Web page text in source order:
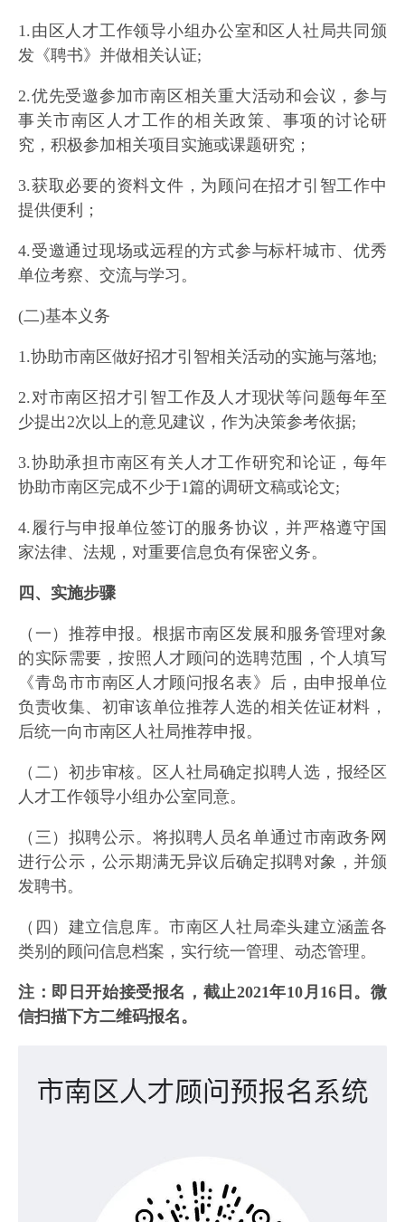
1.由区人才工作领导小组办公室和区人社局共同颁
发《聘书》并做相关认证;
2.优先受邀参加市南区相关重大活动和会议，参与
事关市南区人才工作的相关政策、事项的讨论研
究，积极参加相关项目实施或课题研究；
3.获取必要的资料文件，为顾问在招才引智工作中
提供便利；
4.受邀通过现场或远程的方式参与标杆城市、优秀
单位考察、交流与学习。
(二)基本义务
1.协助市南区做好招才引智相关活动的实施与落地;
2.对市南区招才引智工作及人才现状等问题每年至
少提出2次以上的意见建议，作为决策参考依据;
3.协助承担市南区有关人才工作研究和论证，每年
协助市南区完成不少于1篇的调研文稿或论文;
4.履行与申报单位签订的服务协议，并严格遵守国
家法律、法规，对重要信息负有保密义务。
四、实施步骤
（一）推荐申报。根据市南区发展和服务管理对象
的实际需要，按照人才顾问的选聘范围，个人填写
《青岛市市南区人才顾问报名表》后，由申报单位
负责收集、初审该单位推荐人选的相关佐证材料，
后统一向市南区人社局推荐申报。
（二）初步审核。区人社局确定拟聘人选，报经区
人才工作领导小组办公室同意。
（三）拟聘公示。将拟聘人员名单通过市南政务网
进行公示，公示期满无异议后确定拟聘对象，并颁
发聘书。
（四）建立信息库。市南区人社局牵头建立涵盖各
类别的顾问信息档案，实行统一管理、动态管理。
注：即日开始接受报名，截止2021年10月16日。微
信扫描下方二维码报名。